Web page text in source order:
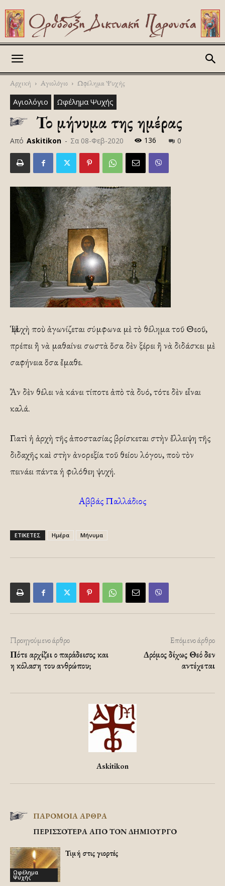
Αρχική Αγιολόγιο Ωφέλημα Ψυχής
Αγιολόγιο Ωφέλημα Ψυχής
Το μήνυμα της ημέρας
Από Askitikon - Σα 08-Φεβ-2020 136 0
Ἡ ψυχὴ ποὺ ἀγωνίζεται σύμφωνα μὲ τὸ θέλημα τοῦ Θεοῦ,
πρέπει ἢ νὰ μαθαίνει σωστὰ ὅσα δὲν ξέρει ἢ νὰ διδάσκει μὲ
σαφήνεια ὅσα ἔμαθε.
Ἂν δὲν θέλει νὰ κάνει τίποτε ἀπὸ τὰ δυό, τότε δὲν εἶναι
καλά.
Γιατὶ ἡ ἀρχὴ τῆς ἀποστασίας βρίσκεται στὴν ἔλλειψη τῆς
διδαχῆς καὶ στὴν ἀνορεξία τοῦ θείου λόγου, ποὺ τὸν
πεινάει πάντα ἡ φιλόθεη ψυχή.
Αββάς Παλλάδιος
ΕΤΙΚΕΤΕΣ Ημέρα Μήνυμα
Προηγούμενο άρθρο
Πότε αρχίζει ο παράδεισος και
η κόλαση του ανθρώπου;
Επόμενο άρθρο
Δρόμος δίχως Θεό δεν
αντέχεται
Askitikon
ΠΑΡΟΜΟΙΑ ΑΡΘΡΑ
ΠΕΡΙΣΣΟΤΕΡΑ ΑΠΟ ΤΟΝ ΔΗΜΙΟΥΡΓΟ
Ωφέλημα
Ψυχής
Τιμή στις γιορτές